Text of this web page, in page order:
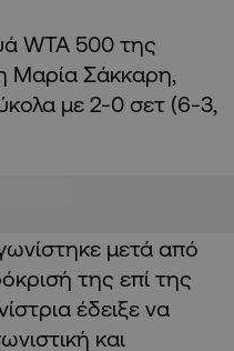
WTA 500 της
Μαρία Σάκκαρη,
με 2-0 σετ (6-3,
μετά από
της επί της
έδειξε να
και